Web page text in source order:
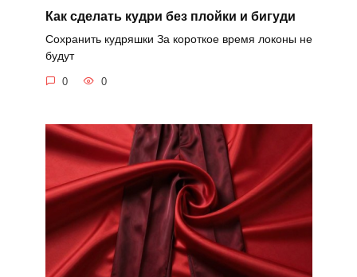
Как сделать кудри без плойки и бигуди
Сохранить кудряшки За короткое время локоны не
будут
0 0